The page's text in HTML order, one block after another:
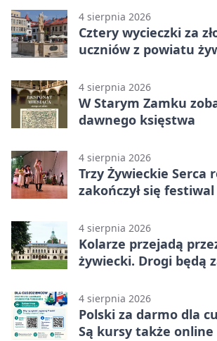
4 sierpnia 2026
Cztery wycieczki za
uczniów z powiatu
4 sierpnia 2026
W Starym Zamku
dawnego księstwa
4 sierpnia 2026
Trzy Żywieckie Serca
zakończył się
4 sierpnia 2026
Kolarze przejadą
żywiecki. Drogi będą
4 sierpnia 2026
Polski za darmo dla
Są kursy także online